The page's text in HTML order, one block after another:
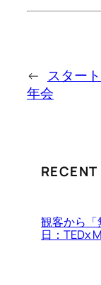
← スター
年会
観客から「
日：TEDx